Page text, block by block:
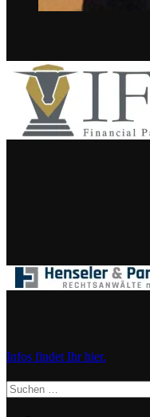
Infos findet Ihr hier.
Suchen
nach: